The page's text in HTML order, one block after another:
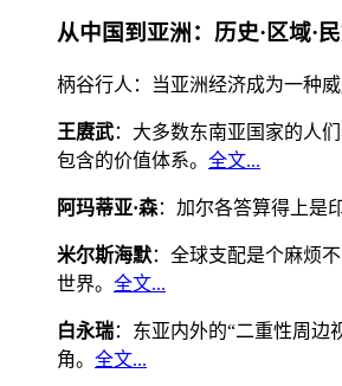
从中国到亚洲：历史·区域·
柄谷行人：当亚洲经济成为一种
王赓武：大多数东南亚国家的人
包含的价值体系。 全文...
阿玛蒂亚·森：加尔各答算得上是
米尔斯海默：全球支配是个麻烦
世界。 全文...
白永瑞：东亚内外的“二重性周
角。 全文...